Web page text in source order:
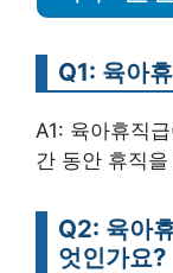
Q1: 육아
A1: 육아휴직
간 동안 휴직
Q2: 육아
엇인가요?